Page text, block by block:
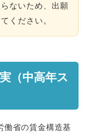
ないため、出願
ください。
（中高年ス
働省の賃金構造基